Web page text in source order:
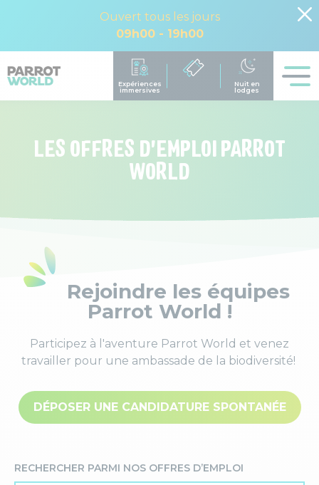
Ouvert tous les jours
09h00 - 19h00
LES OFFRES D'EMPLOI PARROT
WORLD
Rejoindre les équipes
Parrot World !
Participez à l'aventure Parrot World et venez
travailler pour une ambassade de la biodiversité!
DÉPOSER UNE CANDIDATURE SPONTANÉE
RECHERCHER PARMI NOS OFFRES D’EMPLOI